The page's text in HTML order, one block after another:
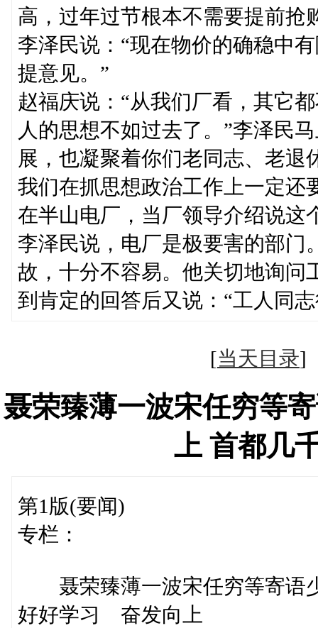
高，过年过节根本不需要提前抢
李泽民说：“现在物价的确稳中
提意见。”
赵福庆说：“从我们厂看，其它
人的思想不如过去了。”李泽民
展，也凝聚着你们老同志、老退
我们在抓思想政治工作上一定还
在半山电厂，当厂领导介绍说这
李泽民说，电厂是极要害的部门
故，十分不容易。他关切地询问
到肯定的回答后又说：“工人同
[当天目录
聂荣臻薄一波宋任穷等
上 首都几
第1版(要闻)
专栏：
聂荣臻薄一波宋任穷等寄语
好好学习 奋发向上